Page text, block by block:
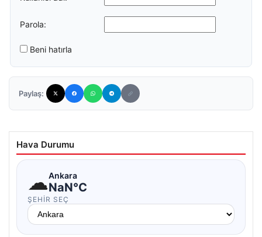
Parola:
Beni hatırla
Paylaş:
Hava Durumu
☁Ankara
NaN°C
ŞEHIR SEÇ